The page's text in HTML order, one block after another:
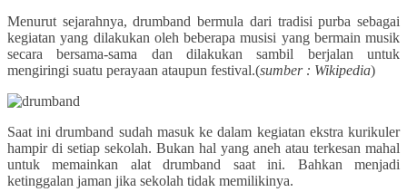
Menurut sejarahnya, drumband bermula dari tradisi purba sebagai
kegiatan yang dilakukan oleh beberapa musisi yang bermain musik
secara bersama-sama dan dilakukan sambil berjalan untuk
mengiringi suatu perayaan ataupun festival.(sumber : Wikipedia)
Saat ini drumband sudah masuk ke dalam kegiatan ekstra kurikuler
hampir di setiap sekolah. Bukan hal yang aneh atau terkesan mahal
untuk memainkan alat drumband saat ini. Bahkan menjadi
ketinggalan jaman jika sekolah tidak memilikinya.